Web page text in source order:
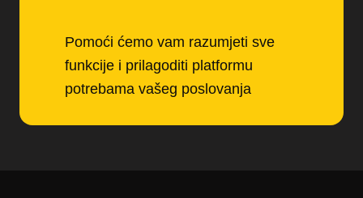
Pomoći ćemo vam razumjeti sve
funkcije i prilagoditi platformu
potrebama vašeg poslovanja